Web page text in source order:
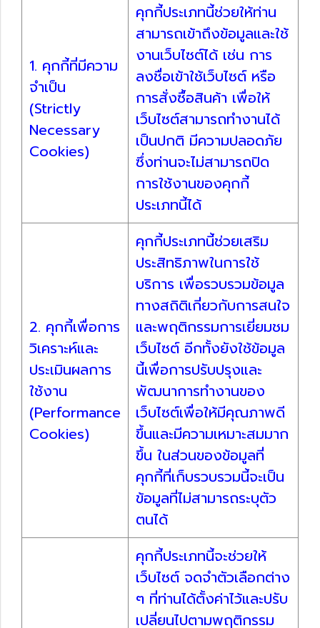
1. คุกกี้ที่มีความ
จำเป็น
(Strictly
Necessary
Cookies)
คุกกี้ประเภทนี้ช่วยให้ท่าน
สามารถเข้าถึงข้อมูลและใช้
งานเว็บไซต์ได้ เช่น การ
ลงชื่อเข้าใช้เว็บไซต์ หรือ
การสั่งซื้อสินค้า เพื่อให้
เว็บไซต์สามารถทำงานได้
เป็นปกติ มีความปลอดภัย
ซึ่งท่านจะไม่สามารถปิด
การใช้งานของคุกกี้
ประเภทนี้ได้
2. คุกกี้เพื่อการ
วิเคราะห์และ
ประเมินผลการ
ใช้งาน
(Performance
Cookies)
คุกกี้ประเภทนี้ช่วยเสริม
ประสิทธิภาพในการใช้
บริการ เพื่อรวบรวมข้อมูล
ทางสถิติเกี่ยวกับการสนใจ
และพฤติกรรมการเยี่ยมชม
เว็บไซต์ อีกทั้งยังใช้ข้อมูล
นี้เพื่อการปรับปรุงและ
พัฒนาการทำงานของ
เว็บไซต์เพื่อให้มีคุณภาพดี
ขึ้นและมีความเหมาะสมมาก
ขึ้น ในส่วนของข้อมูลที่
คุกกี้ที่เก็บรวบรวมนี้จะเป็น
ข้อมูลที่ไม่สามารถระบุตัว
ตนได้
คุกกี้ประเภทนี้จะช่วยให้
เว็บไซต์ จดจำตัวเลือกต่าง
ๆ ที่ท่านได้ตั้งค่าไว้และปรับ
เปลี่ยนไปตามพฤติกรรม